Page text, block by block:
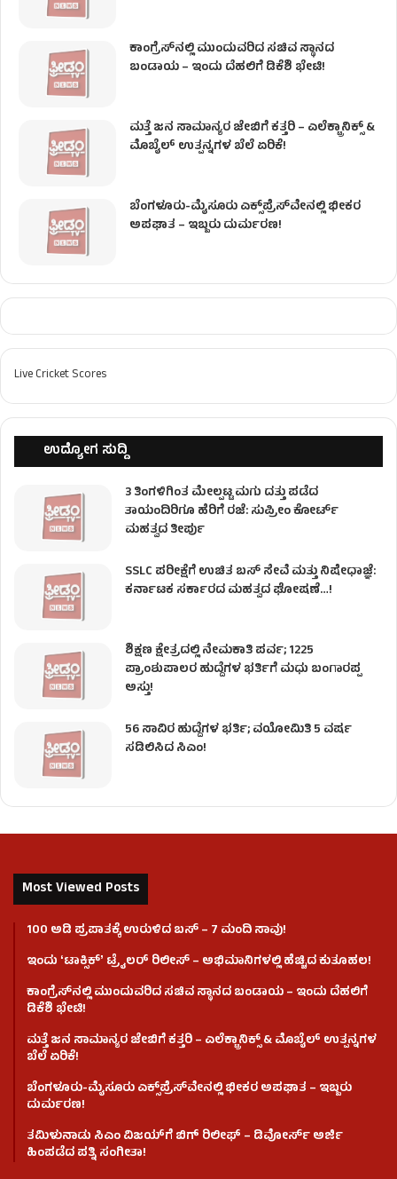
ಕಾಂಗ್ರೆಸ್​ನಲ್ಲಿ ಮುಂದುವರಿದ ಸಚಿವ ಸ್ಥಾನದ
ಬಂಡಾಯ – ಇಂದು ದೆಹಲಿಗೆ ಡಿಕೆಶಿ ಭೇಟಿ!
ಮತ್ತೆ ಜನ ಸಾಮಾನ್ಯರ ಜೇಬಿಗೆ ಕತ್ತರಿ – ಎಲೆಕ್ಟ್ರಾನಿಕ್ಸ್ &
ಮೊಬೈಲ್ ಉತ್ಪನ್ನಗಳ ಬೆಲೆ ಏರಿಕೆ!
ಬೆಂಗಳೂರು-ಮೈಸೂರು ಎಕ್ಸ್‌ಪ್ರೆಸ್‌ವೇನಲ್ಲಿ ಭೀಕರ
ಅಪಘಾತ – ಇಬ್ಬರು ದುರ್ಮರಣ!
Live Cricket Scores
ಉದ್ಯೋಗ ಸುದ್ದಿ
3 ತಿಂಗಳಿಗಿಂತ ಮೇಲ್ಪಟ್ಟ ಮಗು ದತ್ತು ಪಡೆದ
ತಾಯಂದಿರಿಗೂ ಹೆರಿಗೆ ರಜೆ: ಸುಪ್ರೀಂ ಕೋರ್ಟ್
ಮಹತ್ವದ ತೀರ್ಪು
SSLC ಪರೀಕ್ಷೆಗೆ ಉಚಿತ ಬಸ್ ಸೇವೆ ಮತ್ತು ನಿಷೇಧಾಜ್ಞೆ:
ಕರ್ನಾಟಕ ಸರ್ಕಾರದ ಮಹತ್ವದ ಘೋಷಣೆ…!
ಶಿಕ್ಷಣ ಕ್ಷೇತ್ರದಲ್ಲಿ ನೇಮಕಾತಿ ಪರ್ವ; 1225
ಪ್ರಾಂಶುಪಾಲರ ಹುದ್ದೆಗಳ ಭರ್ತಿಗೆ ಮಧು ಬಂಗಾರಪ್ಪ
ಅಸ್ತು!
56 ಸಾವಿರ ಹುದ್ದೆಗಳ ಭರ್ತಿ; ವಯೋಮಿತಿ 5 ವರ್ಷ
ಸಡಿಲಿಸಿದ ಸಿಎಂ!
Most Viewed Posts
100 ಅಡಿ ಪ್ರಪಾತಕ್ಕೆ ಉರುಳಿದ ಬಸ್‌ – 7 ಮಂದಿ ಸಾವು!
ಇಂದು ʻಟಾಕ್ಸಿಕ್ʼ ಟ್ರೈಲರ್ ರಿಲೀಸ್‌ – ಅಭಿಮಾನಿಗಳಲ್ಲಿ ಹೆಚ್ಚಿದ ಕುತೂಹಲ!
ಕಾಂಗ್ರೆಸ್​ನಲ್ಲಿ ಮುಂದುವರಿದ ಸಚಿವ ಸ್ಥಾನದ ಬಂಡಾಯ – ಇಂದು ದೆಹಲಿಗೆ
ಡಿಕೆಶಿ ಭೇಟಿ!
ಮತ್ತೆ ಜನ ಸಾಮಾನ್ಯರ ಜೇಬಿಗೆ ಕತ್ತರಿ – ಎಲೆಕ್ಟ್ರಾನಿಕ್ಸ್ & ಮೊಬೈಲ್ ಉತ್ಪನ್ನಗಳ
ಬೆಲೆ ಏರಿಕೆ!
ಬೆಂಗಳೂರು-ಮೈಸೂರು ಎಕ್ಸ್‌ಪ್ರೆಸ್‌ವೇನಲ್ಲಿ ಭೀಕರ ಅಪಘಾತ – ಇಬ್ಬರು
ದುರ್ಮರಣ!
ತಮಿಳುನಾಡು ಸಿಎಂ ವಿಜಯ್‌ಗೆ ಬಿಗ್ ರಿಲೀಫ್ – ಡಿವೋರ್ಸ್ ಅರ್ಜಿ
ಹಿಂಪಡೆದ ಪತ್ನಿ ಸಂಗೀತಾ!